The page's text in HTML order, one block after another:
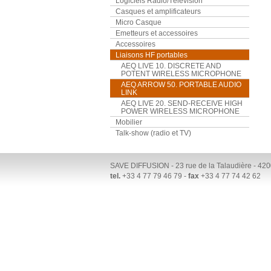
Casques et amplificateurs
Micro Casque
Emetteurs et accessoires
Accessoires
Liaisons HF portables
AEQ LIVE 10. DISCRETE AND
POTENT WIRELESS MICROPHONE
AEQ ARROW 50. PORTABLE AUDIO
LINK
AEQ LIVE 20. SEND-RECEIVE HIGH
POWER WIRELESS MICROPHONE
Mobilier
Talk-show (radio et TV)
SAVE DIFFUSION - 23 rue de la Talaudière -
tel. +33 4 77 79 46 79 - fax +33 4 77 74 42 62